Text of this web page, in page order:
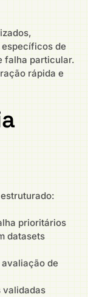
de
falha particular.
rápida e
prioritários
datasets
de
validadas